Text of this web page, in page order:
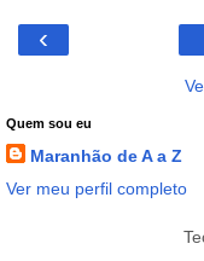
‹
Quem sou eu
Maranhão de A a Z
Ver meu perfil completo